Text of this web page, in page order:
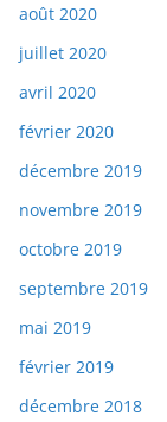
août 2020
juillet 2020
avril 2020
février 2020
décembre 2019
novembre 2019
octobre 2019
septembre 2019
mai 2019
février 2019
décembre 2018